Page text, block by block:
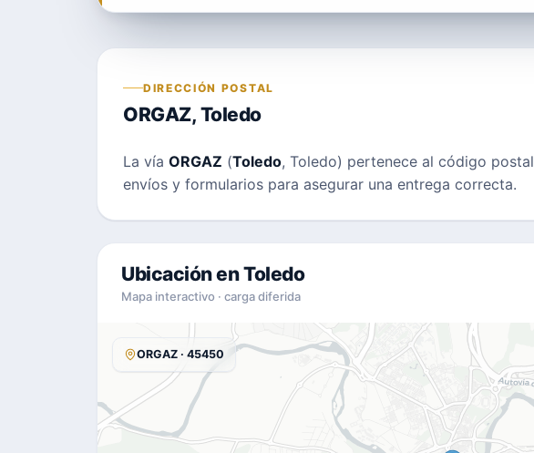
DIRECCIÓN POSTAL
ORGAZ, Toledo
La vía ORGAZ (Toledo, Toledo) pertenece al código postal
envíos y formularios para asegurar una entrega correcta.
Ubicación en Toledo
Mapa interactivo · carga diferida
ORGAZ · 45450